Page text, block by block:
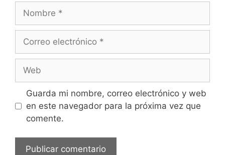
electrónico
Guarda mi nombre, correo electrónico y web
en este navegador para la próxima vez que
comente.